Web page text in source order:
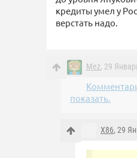
кредиты умел у
верстать надо.
Mez, 29
показать.
X86, 29